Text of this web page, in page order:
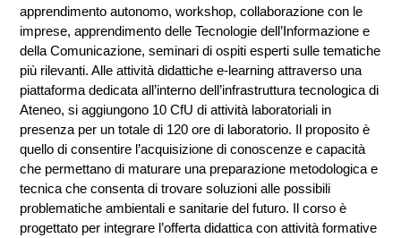
apprendimento autonomo, workshop, collaborazione con le
imprese, apprendimento delle Tecnologie dell’Informazione e
della Comunicazione, seminari di ospiti esperti sulle tematiche
più rilevanti. Alle attività didattiche e-learning attraverso una
piattaforma dedicata all’interno dell’infrastruttura tecnologica di
Ateneo, si aggiungono 10 CfU di attività laboratoriali in
presenza per un totale di 120 ore di laboratorio. Il proposito è
quello di consentire l’acquisizione di conoscenze e capacità
che permettano di maturare una preparazione metodologica e
tecnica che consenta di trovare soluzioni alle possibili
problematiche ambientali e sanitarie del futuro. Il corso è
progettato per integrare l’offerta didattica con attività formative